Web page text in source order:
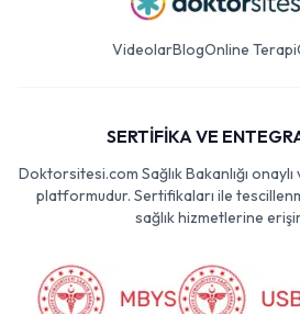
VideolarBlogOnline Terapi
SERTİFİKA VE
Doktorsitesi.com Sağlık Bakanlığı
platformudur. Sertifikaları ile
sağlık hizmetlerine